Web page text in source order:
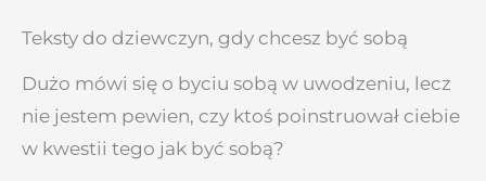
Teksty do dziewczyn, gdy chcesz być sobą
Dużo mówi się o byciu sobą w uwodzeniu, lecz
nie jestem pewien, czy ktoś poinstruował ciebie
w kwestii tego jak być sobą?